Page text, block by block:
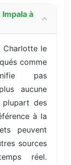
à
Charlotte le
comme
pas
aucune
des
à la
peuvent
sources
réel.